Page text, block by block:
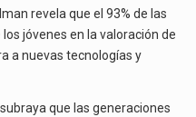
revela que el 93% de las
jóvenes en la valoración de
a nuevas tecnologías y
que las generaciones